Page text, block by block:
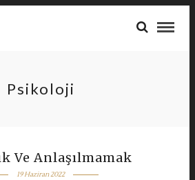
Psikoloji
Ve Anlaşılmamak
19 Haziran 2022